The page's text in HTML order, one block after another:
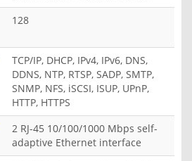
128
TCP/IP, DHCP, IPv4, IPv6, DNS,
DDNS, NTP, RTSP, SADP, SMTP,
SNMP, NFS, iSCSI, ISUP, UPnP,
HTTP, HTTPS
2 RJ-45 10/100/1000 Mbps self-
adaptive Ethernet interface